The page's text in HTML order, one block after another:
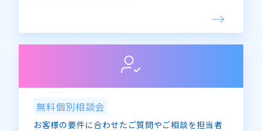
無料個別相談会
お客様の要件に合わせたご質問やご相談を担当者